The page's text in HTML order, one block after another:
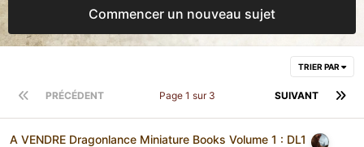
Commencer un nouveau sujet
TRIER PAR
PRÉCÉDENT SUIVANT
Page 1 sur 3
A VENDRE Dragonlance Miniature Books Volume 1 : DL1